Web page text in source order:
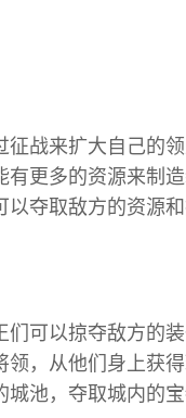
征战来扩大自己的
有更多的资源来制
以夺取敌方的资源
们可以掠夺敌方的
领，从他们身上获
池，夺取城内的宝